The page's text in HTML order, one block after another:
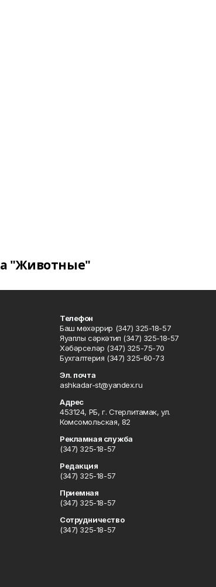
"Животные"
Телефон
Баш мөхәррир (347) 325-18-57
Яуаплы сәркәтип (347) 325-18-57
Хәбәрселәр (347) 325-75-70
Бухгалтерия (347) 325-60-73
Эл. почта
ashkadar-st@yandex.ru
Адрес
453124, РБ, г. Стерлитамак, ул.
Комсомольская, 82
Рекламная служба
(347) 325-18-57
Редакция
(347) 325-18-57
Приемная
(347) 325-18-57
Сотрудничество
(347) 325-18-57